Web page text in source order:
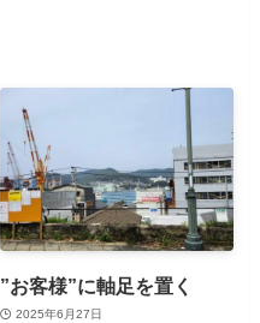
”お客様”に軸足を置く
2025年6月27日